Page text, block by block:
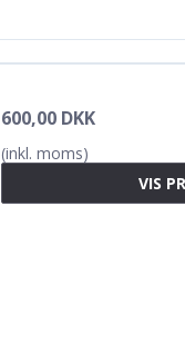
600,00 DKK
(inkl. moms)
VIS